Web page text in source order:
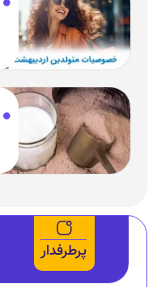
پرطرفدار